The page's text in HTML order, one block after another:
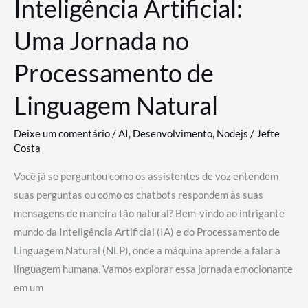
Inteligência Artificial:
Uma Jornada no
Processamento de
Linguagem Natural
Deixe um comentário/AI, Desenvolvimento, Nodejs / Jefte
Costa
Você já se perguntou como os assistentes de voz entendem
suas perguntas ou como os chatbots respondem às suas
mensagens de maneira tão natural? Bem-vindo ao intrigante
mundo da Inteligência Artificial (IA) e do Processamento de
Linguagem Natural (NLP), onde a máquina aprende a falar a
linguagem humana. Vamos explorar essa jornada emocionante
em um